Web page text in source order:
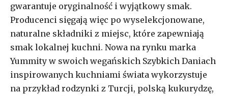
gwarantuje oryginalność i wyjątkowy smak.
Producenci sięgają więc po wyselekcjonowane,
naturalne składniki z miejsc, które zapewniają
smak lokalnej kuchni. Nowa na rynku marka
Yummity w swoich wegańskich Szybkich Daniach
inspirowanych kuchniami świata wykorzystuje
na przykład rodzynki z Turcji, polską kukurydzę,